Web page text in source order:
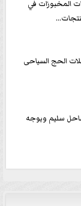
المخبوزات في
الحج السياحى
سليم ويوجه